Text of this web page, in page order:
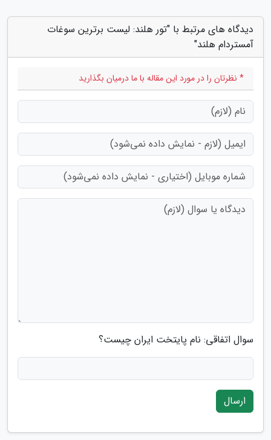
دیدگاه های مرتبط با "تور هلند: لیست برترین سوغات
آمستردام هلند"
* نظرتان را در مورد این مقاله با ما درمیان بگذارید
سوال اتفاقی: نام پایتخت ایران چیست؟
ارسال